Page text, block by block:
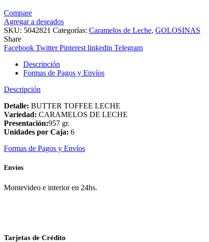
Compare
Agregar a deseados
SKU: 5042821 Categorías: Caramelos de Leche, GOLOSINAS
Share
Facebook Twitter Pinterest linkedin Telegram
Descripción
Formas de Pagos y Envíos
Descripción
Detalle: BUTTER TOFFEE LECHE
Variedad: CARAMELOS DE LECHE
Presentación:957 gr.
Unidades por Caja: 6
Formas de Pagos y Envíos
Envíos
Montevideo e interior en 24hs.
Tarjetas de Crédito